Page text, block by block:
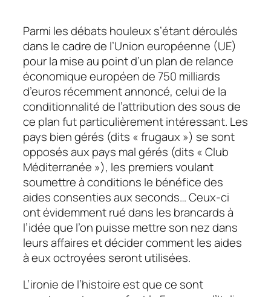
Parmi les débats houleux s’étant déroulés
dans le cadre de l’Union européenne (UE)
pour la mise au point d’un plan de relance
économique européen de 750 milliards
d’euros récemment annoncé, celui de la
conditionnalité de l’attribution des sous de
ce plan fut particulièrement intéressant. Les
pays bien gérés (dits « frugaux ») se sont
opposés aux pays mal gérés (dits « Club
Méditerranée »), les premiers voulant
soumettre à conditions le bénéfice des
aides consenties aux seconds… Ceux-ci
ont évidemment rué dans les brancards à
l’idée que l’on puisse mettre son nez dans
leurs affaires et décider comment les aides
à eux octroyées seront utilisées.
L’ironie de l’histoire est que ce sont